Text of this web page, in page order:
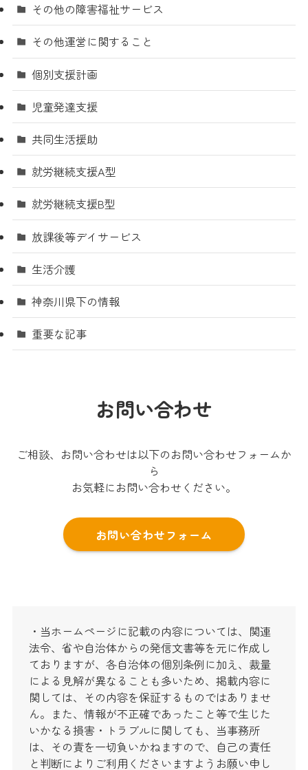
その他の障害福祉サービス
その他運営に関すること
個別支援計画
児童発達支援
共同生活援助
就労継続支援A型
就労継続支援B型
放課後等デイサービス
生活介護
神奈川県下の情報
重要な記事
お問い合わせ
ご相談、お問い合わせは以下のお問い合わせフォームか
ら
お気軽にお問い合わせください。
お問い合わせフォーム
・当ホームページに記載の内容については、関連
法令、省や自治体からの発信文書等を元に作成し
ておりますが、各自治体の個別条例に加え、裁量
による見解が異なることも多いため、掲載内容に
関しては、その内容を保証するものではありませ
ん。また、情報が不正確であったこと等で生じた
いかなる損害・トラブルに関しても、当事務所
は、その責を一切負いかねますので、自己の責任
と判断によりご利用くださいますようお願い申し